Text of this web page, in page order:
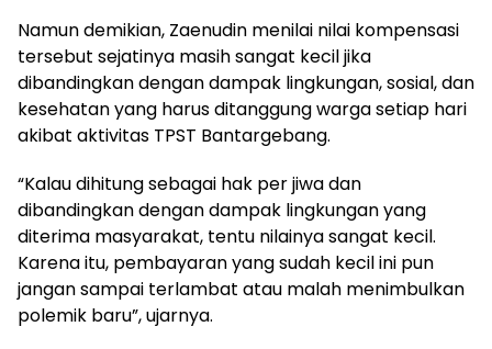
Namun demikian, Zaenudin menilai nilai kompensasi
tersebut sejatinya masih sangat kecil jika
dibandingkan dengan dampak lingkungan, sosial, dan
kesehatan yang harus ditanggung warga setiap hari
akibat aktivitas TPST Bantargebang.
“Kalau dihitung sebagai hak per jiwa dan
dibandingkan dengan dampak lingkungan yang
diterima masyarakat, tentu nilainya sangat kecil.
Karena itu, pembayaran yang sudah kecil ini pun
jangan sampai terlambat atau malah menimbulkan
polemik baru”, ujarnya.